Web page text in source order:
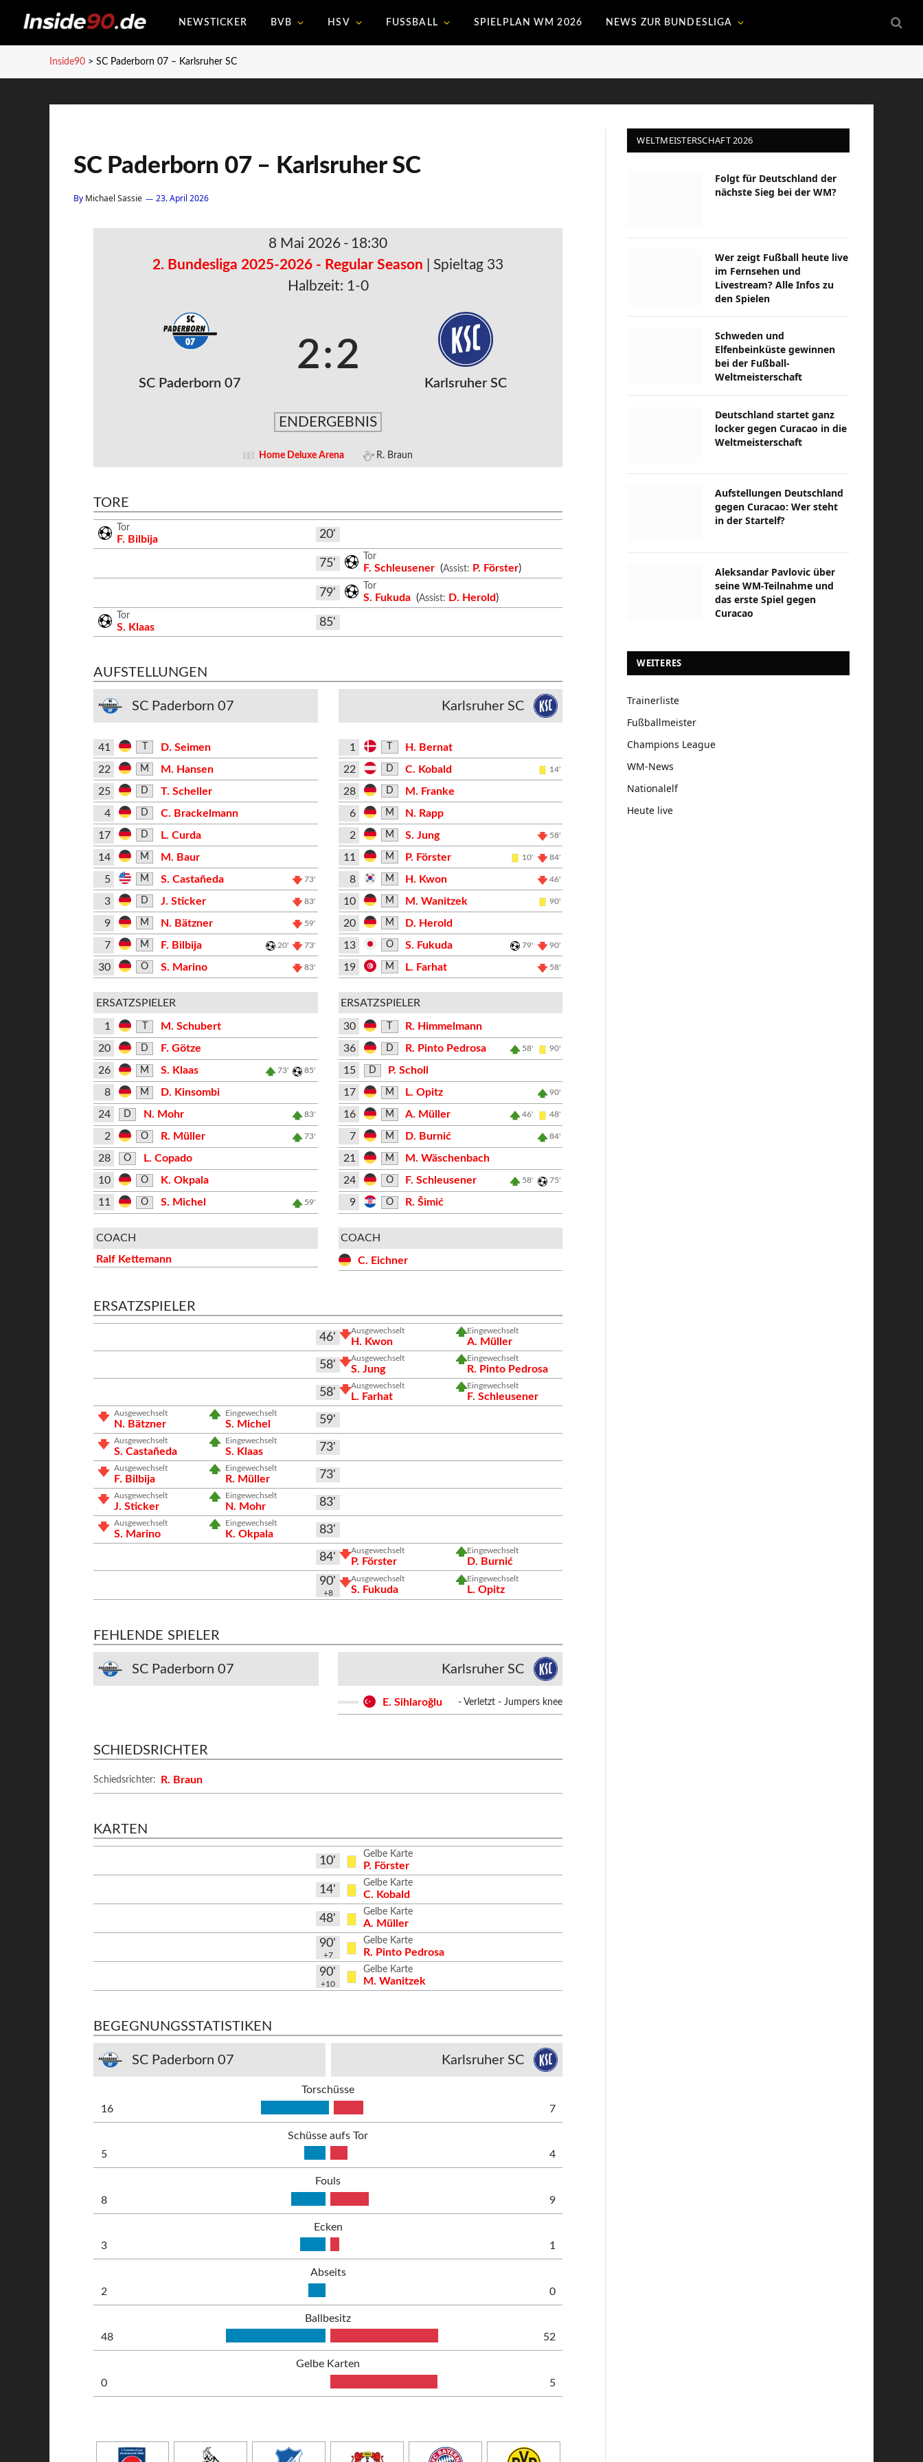
NEWSTICKER BVB HSV FUSSBALL SPIELPLAN WM 2026 NEWS ZUR BUNDESLIGA
Inside90 > SC Paderborn 07 – Karlsruher SC
SC Paderborn 07 – Karlsruher SC
By Michael Sassie 23. April 2026
8 Mai 2026 - 18:30
2. Bundesliga 2025-2026 - Regular Season
| Spieltag 33
Halbzeit: 1-0
SC Paderborn 07
2:2
Karlsruher SC
ENDERGEBNIS
Home Deluxe Arena R. Braun
TORE
Tor
F. Bilbija 20'
75'
Tor
F. Schleusener (Assist: P. Förster)
79'
Tor
S. Fukuda (Assist: D. Herold)
Tor
S. Klaas 85'
AUFSTELLUNGEN
SC Paderborn 07
41
D. Seimen
22
M
M. Hansen
25
D
T. Scheller
4
D
C. Brackelmann
17
D
L. Curda
14
M
M. Baur
5
M S. Castañeda 73'
3 D J. Sticker 83'
9 M N. Bätzner 59'
7 M F. Bilbija 20' 73'
30 O S. Marino 83'
ERSATZSPIELER
1
M. Schubert
20
D
F. Götze
26
M S. Klaas 73' 85'
8 M
D. Kinsombi
24
D N. Mohr 83'
2 O R. Müller 73'
28 O
L. Copado
10
O
K. Okpala
11
O S. Michel 59'
COACH
Ralf Kettemann
Karlsruher SC
1
H. Bernat
22
D C. Kobald 14'
28 D
M. Franke
6
M
N. Rapp
2
M S. Jung 58'
11 M P. Förster 10' 84'
8 M H. Kwon 46'
10 M M. Wanitzek 90'
20 M
D. Herold
13
O S. Fukuda 79' 90'
19 M L. Farhat 58'
ERSATZSPIELER
30
R. Himmelmann
36
D R. Pinto Pedrosa 58' 90'
15 D
P. Scholl
17
M L. Opitz 90'
16 M A. Müller 46' 48'
7 M D. Burnić 84'
21 M
M. Wäschenbach
24
O F. Schleusener 58' 75'
9 O R. Šimić
COACH
C. Eichner
ERSATZSPIELER
46'
Ausgewechselt
H. Kwon
Eingewechselt
A. Müller
58'
Ausgewechselt
S. Jung
Eingewechselt
R. Pinto Pedrosa
58'
Ausgewechselt
L. Farhat
Eingewechselt
F. Schleusener
Ausgewechselt
N. Bätzner
Eingewechselt
S. Michel 59'
Ausgewechselt
S. Castañeda
Eingewechselt
S. Klaas 73'
Ausgewechselt
F. Bilbija
Eingewechselt
R. Müller 73'
Ausgewechselt
J. Sticker
Eingewechselt
N. Mohr 83'
Ausgewechselt
S. Marino
Eingewechselt
K. Okpala 83'
84'
Ausgewechselt
P. Förster
Eingewechselt
D. Burnić
90'
+8
Ausgewechselt
S. Fukuda
Eingewechselt
L. Opitz
FEHLENDE SPIELER
SC Paderborn 07 Karlsruher SC
E. Sihlaroğlu - Verletzt - Jumpers knee
SCHIEDSRICHTER
Schiedsrichter: R. Braun
KARTEN
10'
Gelbe Karte
P. Förster
14'
Gelbe Karte
C. Kobald
48'
Gelbe Karte
A. Müller
90'
+7
Gelbe Karte
R. Pinto Pedrosa
90'
+10
Gelbe Karte
M. Wanitzek
BEGEGNUNGSSTATISTIKEN
SC Paderborn 07 Karlsruher SC
Torschüsse
16
7
Schüsse aufs Tor
5
4
Fouls
8
9
Ecken
3
1
Abseits
2
0
Ballbesitz
48
52
Gelbe Karten
0
5
WELTMEISTERSCHAFT 2026
Folgt für Deutschland der
nächste Sieg bei der WM?
Wer zeigt Fußball heute live
im Fernsehen und
Livestream? Alle Infos zu
den Spielen
Schweden und
Elfenbeinküste gewinnen
bei der Fußball-
Weltmeisterschaft
Deutschland startet ganz
locker gegen Curacao in die
Weltmeisterschaft
Aufstellungen Deutschland
gegen Curacao: Wer steht
in der Startelf?
Aleksandar Pavlovic über
seine WM-Teilnahme und
das erste Spiel gegen
Curacao
WEITERES
Trainerliste
Fußballmeister
Champions League
WM-News
Nationalelf
Heute live